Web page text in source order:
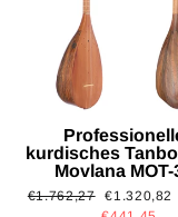
kurdisches
Movlana MOT-
Normaler
€1.762,27 €1.320,82